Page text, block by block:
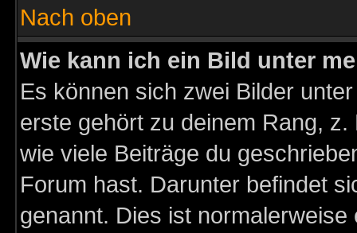
Nach oben
Wie kann ich ein Bild unter
Es können sich zwei Bilder
erste gehört zu deinem Rang,
wie viele Beiträge du
Forum hast. Darunter befindet
genannt. Dies ist